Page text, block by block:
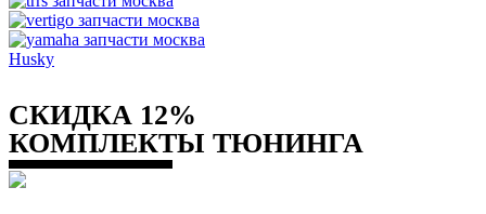
Husky
СКИДКА 12%
КОМПЛЕКТЫ ТЮНИНГА